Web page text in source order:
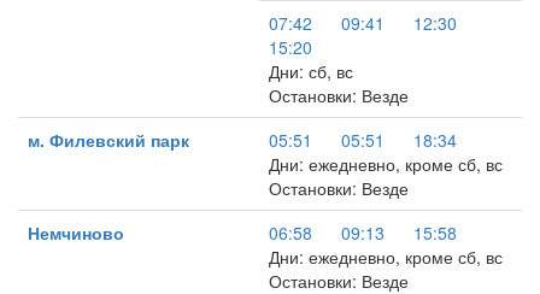
07:42
09:41
12:30
15:20
Дни: сб, вс
Остановки: Везде
м. Филевский парк
05:51 05:51
18:34
Дни: ежедневно, кроме сб, вс
Остановки: Везде
Немчиново
06:58 09:13
15:58
Дни: ежедневно, кроме сб, вс
Остановки: Везде